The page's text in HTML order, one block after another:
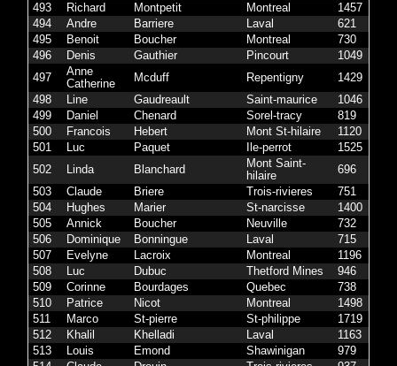
493
Richard Montpetit Montreal 1457
494
Andre Barriere Laval 621
495
Benoit Boucher Montreal 730
496
Denis Gauthier Pincourt 1049
497
Anne
Catherine
Mcduff Repentigny 1429
498
Line Gaudreault Saint-maurice 1046
499
Daniel Chenard Sorel-tracy 819
500
Francois Hebert Mont St-hilaire 1120
501
Luc Paquet Ile-perrot 1525
502
Linda Blanchard
Mont Saint-
hilaire
696
503
Claude Briere Trois-rivieres 751
504
Hughes Marier St-narcisse 1400
505
Annick Boucher Neuville 732
506
Dominique Bonningue Laval 715
507
Evelyne Lacroix Montreal 1196
508
Luc Dubuc Thetford Mines 946
509
Corinne Bourdages Quebec 738
510
Patrice Nicot Montreal 1498
511
Marco St-pierre St-philippe 1719
512
Khalil Khelladi Laval 1163
513
Louis Emond Shawinigan 979